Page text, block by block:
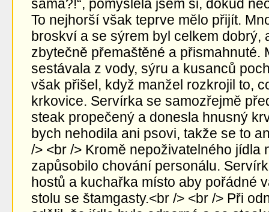
sama?!“, pomyslela jsem si, dokud
To nejhorší však teprve mělo přijít.
broskví a se sýrem byl celkem dobrý,
zbytečně přemaštěné a
sestávala z vody, sýru a kusanců
však přišel, když manžel rozkrojil to,
krkovice. Servírka se samozřejmě
steak propečený a donesla hnusný
bych nehodila ani psovi, takže se to
/> <br /> Kromě nepoživatelného jídla
zapůsobilo chování personálu.
hostů a kuchařka místo aby pořádné
stolu se štamgasty.<br /> <br /> Při